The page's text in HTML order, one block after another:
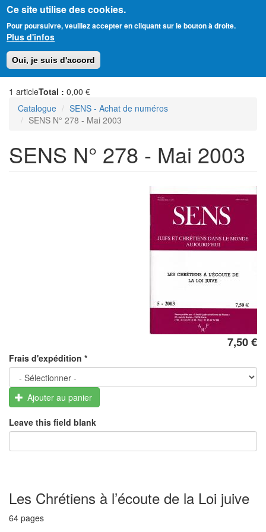
Ce site utilise des cookies.
Pour poursuivre, veuillez accepter en cliquant sur le bouton à droite.
Plus d'infos
Oui, je suis d'accord
au
contenu
principal
Amitié Judéo-Chrétienne de France
1 articleTotal : 0,00 €
Catalogue
SENS - Achat de numéros
SENS N° 278 - Mai 2003
SENS N° 278 - Mai 2003
7,50 €
Frais d'expédition *
Ajouter au panier
Leave this field blank
Les Chrétiens à l’écoute de la Loi juive
64 pages